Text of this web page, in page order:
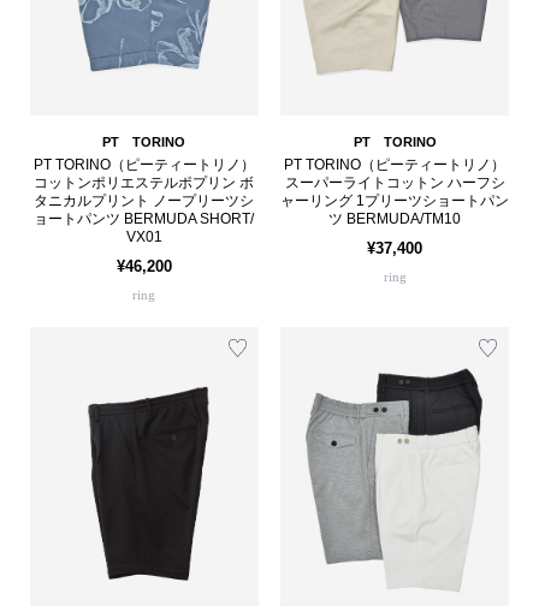
PT TORINO
PT TORINO（ピーティートリノ）
コットンポリエステルポプリン ボ
タニカルプリント ノープリーツシ
ョートパンツ BERMUDA SHORT/
VX01
¥46,200
ring
PT TORINO
PT TORINO（ピーティートリノ）
スーパーライトコットン ハーフシ
ャーリング 1プリーツショートパン
ツ BERMUDA/TM10
¥37,400
ring